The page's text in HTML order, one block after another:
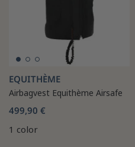
EQUITHÈME
Airbagvest Equithème Airsafe
499,90 €
1 color